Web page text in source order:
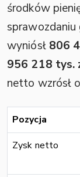
środków
wyniósł 806
956 218 tys.
netto wzrósł o
Pozycja
Zysk netto